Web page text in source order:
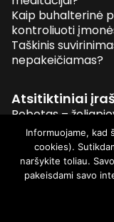
Kaip buhalterinė
kontroliuoti
Taškinis
nepakeičiamas?
Atsitiktiniai
Robotas –
Kas yra ir kaip
Kaip greitai ir
Ką reikėtų žinoti
©
Informuojame, kad
cookies).
naršykite toliau.
pakeisdami savo